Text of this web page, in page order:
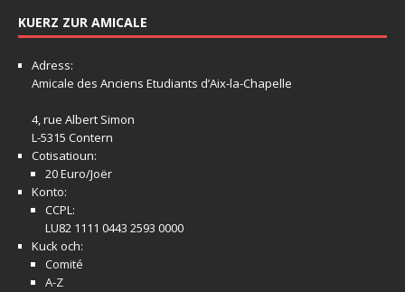
KUERZ ZUR AMICALE
Adress:
Amicale des Anciens Etudiants d’Aix-la-Chapelle
4, rue Albert Simon
L-5315 Contern
Cotisatioun:
20 Euro/Joër
Konto:
CCPL:
LU82 1111 0443 2593 0000
Kuck och:
Comité
A-Z